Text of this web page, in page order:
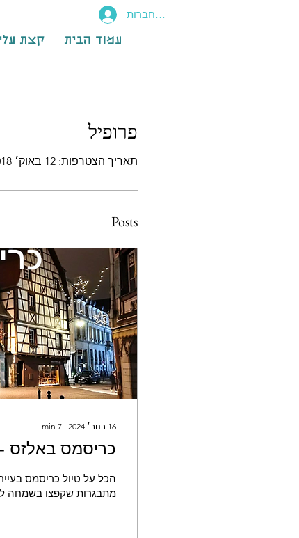
עמוד הבית קצת
להתחברות
פרופיל
תאריך הצטרפות: 12 באוק׳ 2018
Posts
16 בנוב׳ 2024 ∙
7
min
כריסמס באלזס
הכל על טיול כריסמס
מתבגרות שקפצו בשמחה